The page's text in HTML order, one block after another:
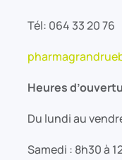
Tél: 064 33 20 76
Heures
Du lundi au
Samedi : 8h30 à